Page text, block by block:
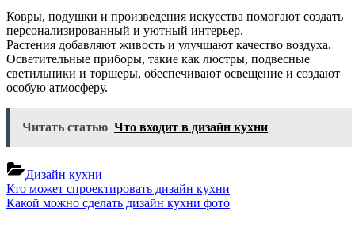
Ковры, подушки и произведения искусства помогают создать
персонализированный и уютный интерьер.
Растения добавляют живость и улучшают качество воздуха.
Осветительные приборы, такие как люстры, подвесные
светильники и торшеры, обеспечивают освещение и создают
особую атмосферу.
Читать статью Что входит в дизайн кухни
Дизайн кухни
Навигация
по
Previous
Post:
Кто может спроектировать дизайн кухни
Next
Какой можно сделать дизайн кухни фото